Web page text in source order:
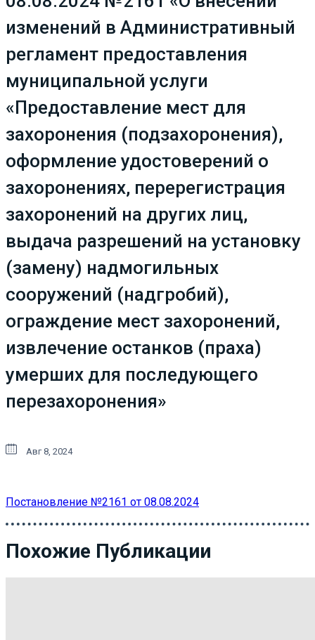
изменений в Административный
регламент предоставления
муниципальной услуги
«Предоставление мест для
захоронения (подзахоронения),
оформление удостоверений о
захоронениях, перерегистрация
захоронений на других лиц,
выдача разрешений на установку
(замену) надмогильных
сооружений (надгробий),
ограждение мест захоронений,
извлечение останков (праха)
умерших для последующего
перезахоронения»
Авг 8, 2024
Постановление №2161 от 08.08.2024
Похожие Публикации